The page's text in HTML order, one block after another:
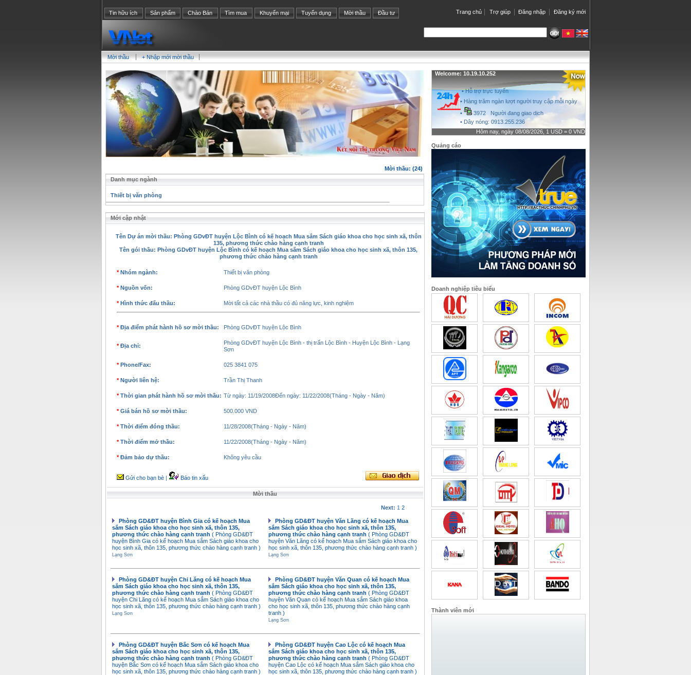
Trang chủ Trợ giúp Đăng nhập Đăng ký mới
Tin hữu ích Sản phẩm Chào Bán Tìm mua Khuyến mại Tuyển dụng Mời thầu Đầu tư
Mời thầu + Nhập mới mời thầu
Mời thầu: (24)
Danh mục ngành
Thiết bị văn phòng
Mới cập nhật
Tên Dự án mời thầu: Phòng GDvĐT huyện Lộc Bình có kế hoạch Mua sắm Sách giáo khoa cho học sinh xã, thôn
135, phương thức chào hàng cạnh tranh
Tên gói thầu: Phòng GDvĐT huyện Lộc Bình có kế hoạch Mua sắm Sách giáo khoa cho học sinh xã, thôn 135,
phương thức chào hàng cạnh tranh
* Nhóm ngành: Thiết bị văn phòng
* Nguồn vốn: Phòng GDvĐT huyện Lộc Bình
* Hình thức đấu thầu: Mời tất cả các nhà thầu có đủ năng lực, kinh nghiệm
*Địa điểm phát hành hồ sơ mời thầu: Phòng GDvĐT huyện Lộc Bình
*Địa chỉ:
Phòng GDvĐT huyện Lộc Bình - thị trấn Lộc Bình - Huyện Lộc Bình - Lạng
Sơn
* Phone/Fax: 025 3841 075
* Người liên hệ: Trần Thị Thanh
*Thời gian phát hành hồ sơ mời thầu: Từ ngày: 11/19/2008Đến ngày: 11/22/2008(Tháng - Ngày - Năm)
*Giá bán hồ sơ mời thầu: 500.000 VND
*Thời điểm đóng thầu: 11/28/2008(Tháng - Ngày - Năm)
*Thời điểm mở thầu: 11/22/2008(Tháng - Ngày - Năm)
*Đảm bảo dự thầu: Không yêu cầu
Gửi cho bạn bè Báo tin xấu
Mời thầu
Next: 1 2
Phòng GD&ĐT huyện Bình Gia có kế hoạch Mua
sắm Sách giáo khoa cho học sinh xã, thôn 135,
phương thức chào hàng cạnh tranh ( Phòng GD&ĐT
huyện Bình Gia có kế hoạch Mua sắm Sách giáo khoa cho
học sinh xã, thôn 135, phương thức chào hàng cạnh tranh )
Lạng Sơn
Phòng GD&ĐT huyện Văn Lãng có kế hoạch Mua
sắm Sách giáo khoa cho học sinh xã, thôn 135,
phương thức chào hàng cạnh tranh ( Phòng GD&ĐT
huyện Văn Lãng có kế hoạch Mua sắm Sách giáo khoa cho
học sinh xã, thôn 135, phương thức chào hàng cạnh tranh )
Lạng Sơn
Phòng GD&ĐT huyện Chi Lăng có kế hoạch Mua
sắm Sách giáo khoa cho học sinh xã, thôn 135,
phương thức chào hàng cạnh tranh ( Phòng GD&ĐT
huyện Chi Lăng có kế hoạch Mua sắm Sách giáo khoa cho
học sinh xã, thôn 135, phương thức chào hàng cạnh tranh )
Lạng Sơn
Phòng GD&ĐT huyện Văn Quan có kế hoạch Mua
sắm Sách giáo khoa cho học sinh xã, thôn 135,
phương thức chào hàng cạnh tranh ( Phòng GD&ĐT
huyện Văn Quan có kế hoạch Mua sắm Sách giáo khoa
cho học sinh xã, thôn 135, phương thức chào hàng cạnh
tranh )
Lạng Sơn
Phòng GD&ĐT huyện Bắc Sơn có kế hoạch Mua
sắm Sách giáo khoa cho học sinh xã, thôn 135,
phương thức chào hàng cạnh tranh ( Phòng GD&ĐT
huyện Bắc Sơn có kế hoạch Mua sắm Sách giáo khoa cho
học sinh xã, thôn 135, phương thức chào hàng cạnh tranh )
Phòng GD&ĐT huyện Cao Lộc có kế hoạch Mua
sắm Sách giáo khoa cho học sinh xã, thôn 135,
phương thức chào hàng cạnh tranh ( Phòng GD&ĐT
huyện Cao Lộc có kế hoạch Mua sắm Sách giáo khoa cho
học sinh xã, thôn 135, phương thức chào hàng cạnh tranh )
Welcome: 10.19.10.252
• Hỗ trợ trực tuyến
• Hàng trăm ngàn lượt người truy cập mỗi ngày
•
3972 Người đang giao dịch
• Dây nóng: 0913.255.236
Hôm nay, ngày 08/08/2026, 1 USD = 0 VND
Quảng cáo
Doanh nghiệp tiêu biểu
Thành viên mới